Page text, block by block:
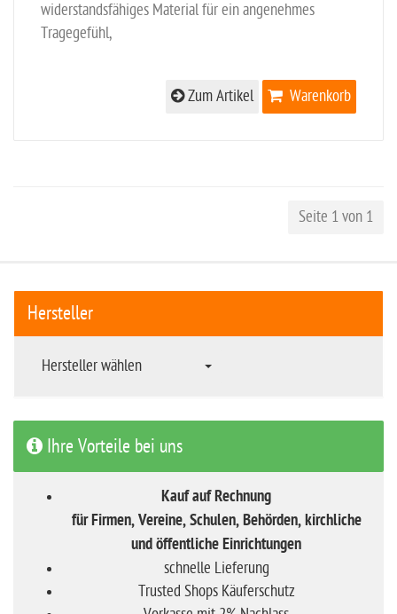
widerstandsfähiges Material für ein angenehmes
Tragegefühl,
Warenkorb
Zum Artikel
Seite 1 von 1
Hersteller
Hersteller wählen
Ihre Vorteile bei uns
Kauf auf Rechnung
für Firmen, Vereine, Schulen, Behörden, kirchliche
und öffentliche Einrichtungen
schnelle Lieferung
Trusted Shops Käuferschutz